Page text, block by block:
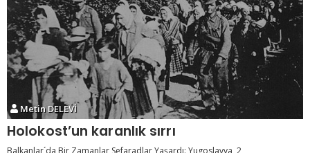
Metin DELEVİ
Holokost’un karanlık sırrı
Balkanlar´da Bir Zamanlar Sefaradlar Yaşardı: Yugoslavya, 2